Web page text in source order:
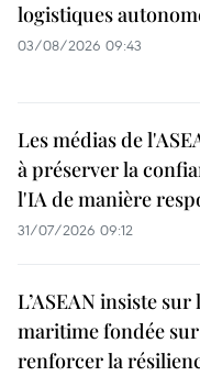
logistiques
03/08/2026 09:43
Les médias de
à préserver la
l'IA de manière
31/07/2026 09:12
L’ASEAN insiste
maritime fondée
renforcer la